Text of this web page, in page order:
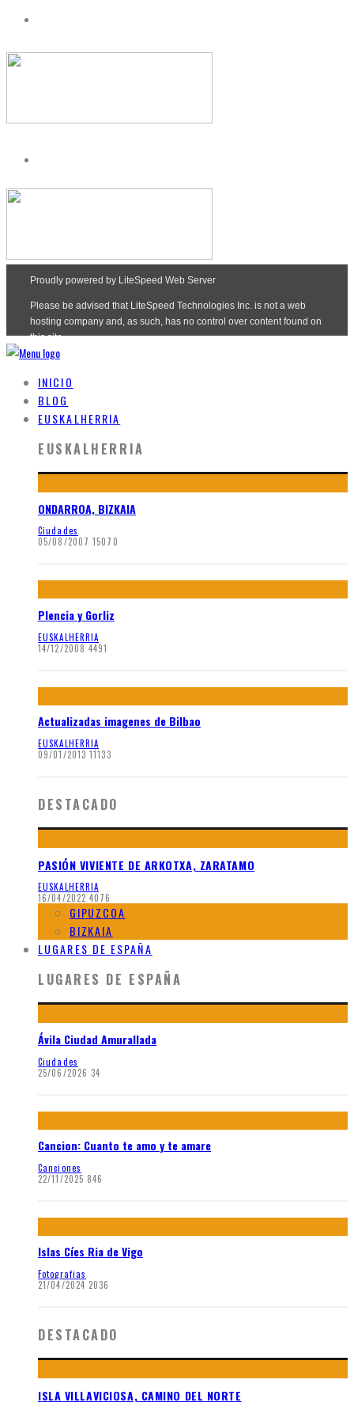
INICIO
BLOG
EUSKALHERRIA
EUSKALHERRIA
ONDARROA, BIZKAIA
Ciudades
05/08/2007 15070
Plencia y Gorliz
EUSKALHERRIA
14/12/2008 4491
Actualizadas imagenes de Bilbao
EUSKALHERRIA
09/01/2013 11133
DESTACADO
PASIÓN VIVIENTE DE ARKOTXA, ZARATAMO
EUSKALHERRIA
16/04/2022 4076
GIPUZCOA
BIZKAIA
LUGARES DE ESPAÑA
LUGARES DE ESPAÑA
Ávila Ciudad Amurallada
Ciudades
25/06/2026 34
Cancion: Cuanto te amo y te amare
Canciones
22/11/2025 846
Islas Cíes Ria de Vigo
Fotografias
21/04/2024 2036
DESTACADO
ISLA VILLAVICIOSA, CAMINO DEL NORTE